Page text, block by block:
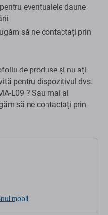
eventualele daune
să ne contactați prin
de produse și nu ați
pentru dispozitivul dvs.
L09 ? Sau mai ai
să ne contactați prin
mobil